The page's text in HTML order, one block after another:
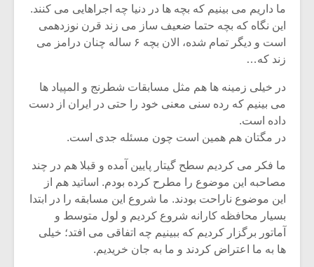
ما داریم می بینیم که بچه ها در دنیا چه اجراهایی می کنند.
این نگاه که بچه حتما ضعیف ساز می زند قرن نوزدهمی
است و دیگر تمام شده، الان بچه ۶ ساله چنان درامز می
زند که…
در خیلی زمینه ها هم مثل مسابقات شطرنج و المپیاد ها
می بینیم که رده سنی معنی خود را حتی در ایران از دست
داده است.
در مگتان هم همین است چون مسئله جدی است.
ما فکر می کردیم سطح گیتار پایین آمده و قبلا هم در چند
مصاحبه این موضوع را مطرح کرده بودم. اساتید هم از
این موضوع ناراحت بودند. ما شروع این مسابقه را در ابتدا
بسیار محافظه کارانه شروع کردیم و لول متوسط و
آماتور برگزار کردیم که ببینیم چه اتفاقی می افتد؛ خیلی
ها به ما اعتراض کردند و ما به جان خریدیم.
میکلوش روژا
متن فیلم «متری
اگر نمی توانی
مشهورترین باشی،
بدنام ترین باش
موریس ژار
برگزار
سکانسی
موسیقی